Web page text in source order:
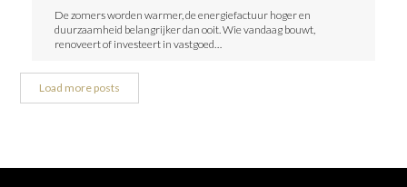
De zomers worden warmer, de energiefactuur hoger en
duurzaamheid belangrijker dan ooit. Wie vandaag bouwt,
renoveert of investeert in vastgoed…
Load more posts